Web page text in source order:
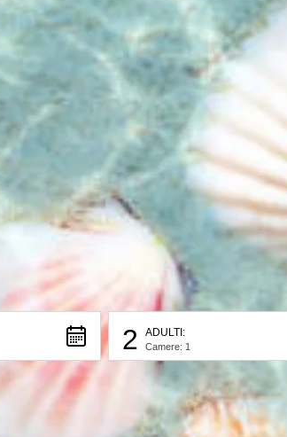
2 ADULTI:
Camere: 1